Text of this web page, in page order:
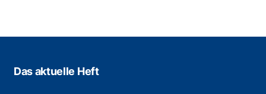
Das aktuelle Heft